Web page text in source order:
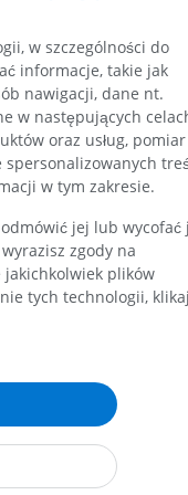
w szczególności do
informacje, takie jak
nawigacji, dane nt.
w następujących
oraz usług,
w tym zakresie.
jej lub wycofać
zgody na
jakichkolwiek plików
tych technologii,